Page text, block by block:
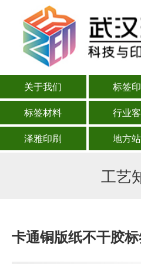
关于我们 标签
标签材料
行业
泽雅印刷
地方
工艺
卡通铜版纸不干胶